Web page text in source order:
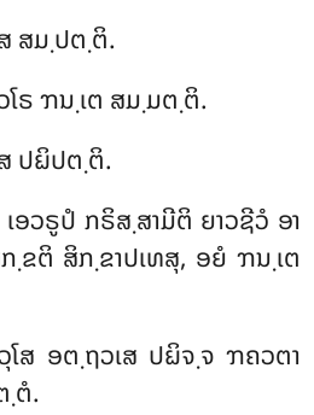
ສ ສມ຺ປຕ຺ຕິ.
ໂຣ ຠນ຺ເຕ ສມ຺ມຕ຺ຕິ.
ສ ປຏິປຕ຺ຕິ.
ອວຣູປໍ ກຣິສ຺ສາມີຕິ ຍາວຊີວໍ ອາ
ຂຕິ ສິກ຺ຂາປເທສຸ, ອຍໍ ຠນ຺ເຕ
ໂສ ອຕ຺ຖວເສ ປຏິຈ຺ຈ ຠຄວຕາ
ຕໍ.